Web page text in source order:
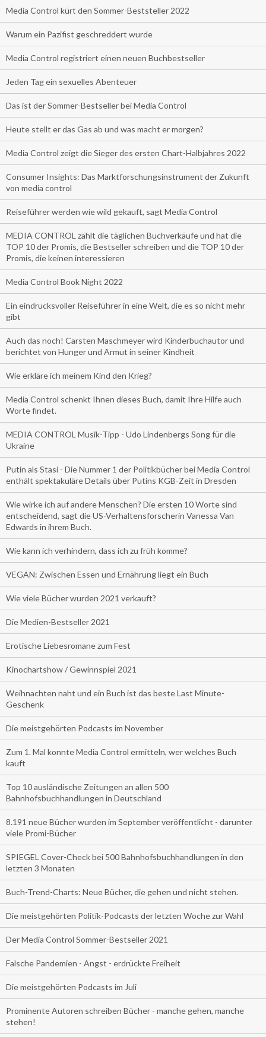
Media Control kürt den Sommer-Beststeller 2022
Warum ein Pazifist geschreddert wurde
Media Control registriert einen neuen Buchbestseller
Jeden Tag ein sexuelles Abenteuer
Das ist der Sommer-Bestseller bei Media Control
Heute stellt er das Gas ab und was macht er morgen?
Media Control zeigt die Sieger des ersten Chart-Halbjahres 2022
Consumer Insights: Das Marktforschungsinstrument der Zukunft
von media control
Reiseführer werden wie wild gekauft, sagt Media Control
MEDIA CONTROL zählt die täglichen Buchverkäufe und hat die
TOP 10 der Promis, die Bestseller schreiben und die TOP 10 der
Promis, die keinen interessieren
Media Control Book Night 2022
Ein eindrucksvoller Reiseführer in eine Welt, die es so nicht mehr
gibt
Auch das noch! Carsten Maschmeyer wird Kinderbuchautor und
berichtet von Hunger und Armut in seiner Kindheit
Wie erkläre ich meinem Kind den Krieg?
Media Control schenkt Ihnen dieses Buch, damit Ihre Hilfe auch
Worte findet.
MEDIA CONTROL Musik-Tipp - Udo Lindenbergs Song für die
Ukraine
Putin als Stasi - Die Nummer 1 der Politikbücher bei Media Control
enthält spektakuläre Details über Putins KGB-Zeit in Dresden
Wie wirke ich auf andere Menschen? Die ersten 10 Worte sind
entscheidend, sagt die US-Verhaltensforscherin Vanessa Van
Edwards in ihrem Buch.
Wie kann ich verhindern, dass ich zu früh komme?
VEGAN: Zwischen Essen und Ernährung liegt ein Buch
Wie viele Bücher wurden 2021 verkauft?
Die Medien-Bestseller 2021
Erotische Liebesromane zum Fest
Kinochartshow / Gewinnspiel 2021
Weihnachten naht und ein Buch ist das beste Last Minute-
Geschenk
Die meistgehörten Podcasts im November
Zum 1. Mal konnte Media Control ermitteln, wer welches Buch
kauft
Top 10 ausländische Zeitungen an allen 500
Bahnhofsbuchhandlungen in Deutschland
8.191 neue Bücher wurden im September veröffentlicht - darunter
viele Promi-Bücher
SPIEGEL Cover-Check bei 500 Bahnhofsbuchhandlungen in den
letzten 3 Monaten
Buch-Trend-Charts: Neue Bücher, die gehen und nicht stehen.
Die meistgehörten Politik-Podcasts der letzten Woche zur Wahl
Der Media Control Sommer-Bestseller 2021
Falsche Pandemien - Angst - erdrückte Freiheit
Die meistgehörten Podcasts im Juli
Prominente Autoren schreiben Bücher - manche gehen, manche
stehen!